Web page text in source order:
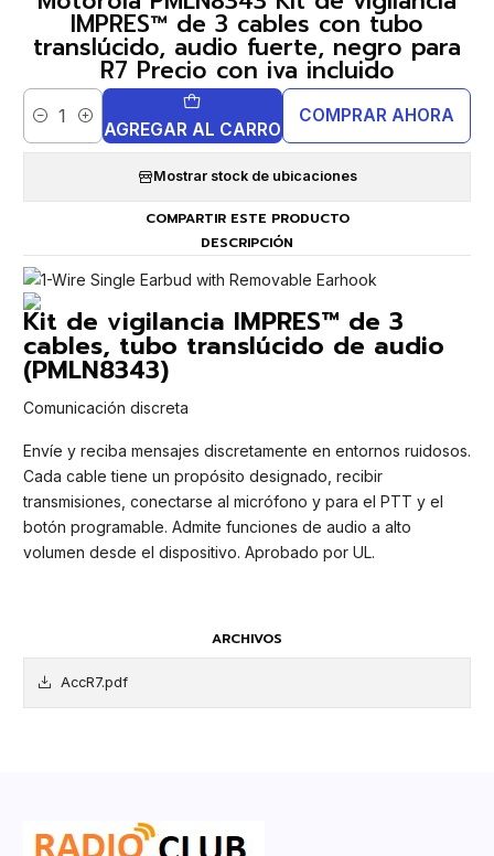
IMPRES™ de 3 cables con tubo
translúcido, audio fuerte, negro para
R7 Precio con iva incluido
Cantidad AGREGAR AL CARRO
COMPRAR AHORA
Mostrar stock de ubicaciones
COMPARTIR ESTE PRODUCTO
DESCRIPCIÓN
Kit de vigilancia IMPRES™ de 3
cables, tubo translúcido de audio
(PMLN8343)
Comunicación discreta
Envíe y reciba mensajes discretamente en entornos ruidosos.
Cada cable tiene un propósito designado, recibir
transmisiones, conectarse al micrófono y para el PTT y el
botón programable. Admite funciones de audio a alto
volumen desde el dispositivo. Aprobado por UL.
ARCHIVOS
AccR7.pdf